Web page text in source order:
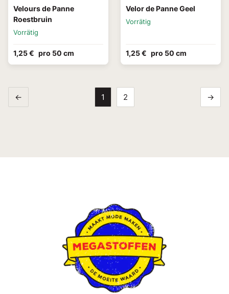
Velours de Panne
Roestbruin
Vorrätig
1,25 € pro 50 cm
Velor de Panne Geel
Vorrätig
1,25 € pro 50 cm
← 1 2 →